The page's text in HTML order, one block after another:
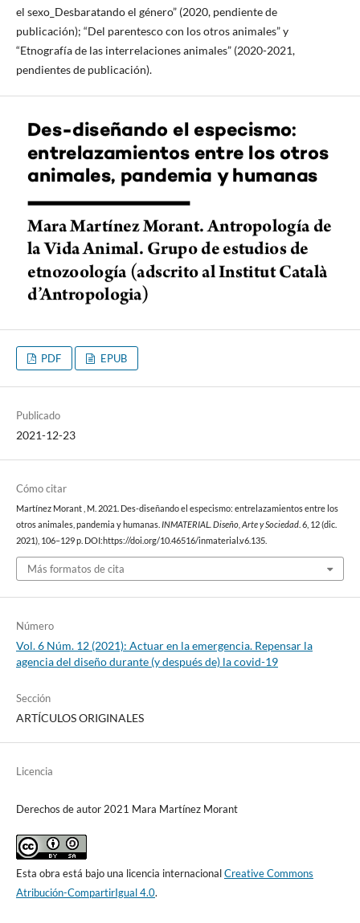
el sexo_Desbaratando el género” (2020, pendiente de
publicación); “Del parentesco con los otros animales” y
“Etnografía de las interrelaciones animales” (2020-2021,
pendientes de publicación).
PDF EPUB
Publicado
2021-12-23
Cómo citar
Martínez Morant , M. 2021. Des-diseñando el especismo: entrelazamientos entre los
otros animales, pandemia y humanas. INMATERIAL. Diseño, Arte y Sociedad. 6, 12 (dic.
2021), 106–129 p. DOI:https://doi.org/10.46516/inmaterial.v6.135.
Más formatos de cita
Número
Vol. 6 Núm. 12 (2021): Actuar en la emergencia. Repensar la
agencia del diseño durante (y después de) la covid-19
Sección
ARTÍCULOS ORIGINALES
Licencia
Derechos de autor 2021 Mara Martínez Morant
Esta obra está bajo una licencia internacionalCreative Commons
Atribución-CompartirIgual 4.0.